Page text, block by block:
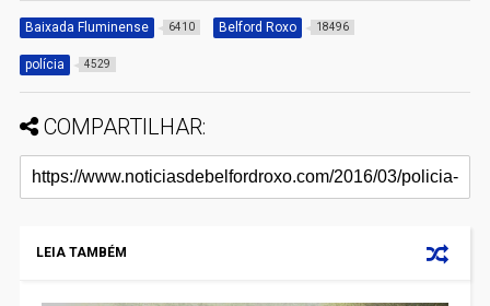
Baixada Fluminense 6410 Belford Roxo 18496
polícia 4529
COMPARTILHAR:
LEIA TAMBÉM